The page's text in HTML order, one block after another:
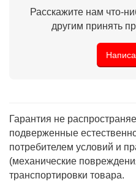
Расскажите нам что-
другим принять
Гарантия не
подверженные
потребителем условий и
(механические
транспортировки товара.